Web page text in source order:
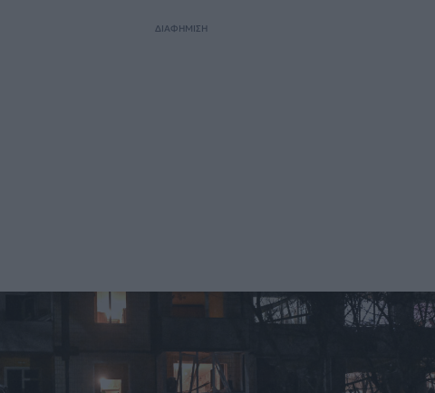
ΔΙΑΦΗΜΙΣΗ